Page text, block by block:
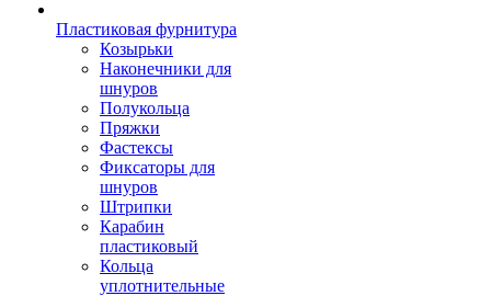
Пластиковая фурнитура
Козырьки
Наконечники для
шнуров
Полукольца
Пряжки
Фастексы
Фиксаторы для
шнуров
Штрипки
Карабин
пластиковый
Кольца
уплотнительные